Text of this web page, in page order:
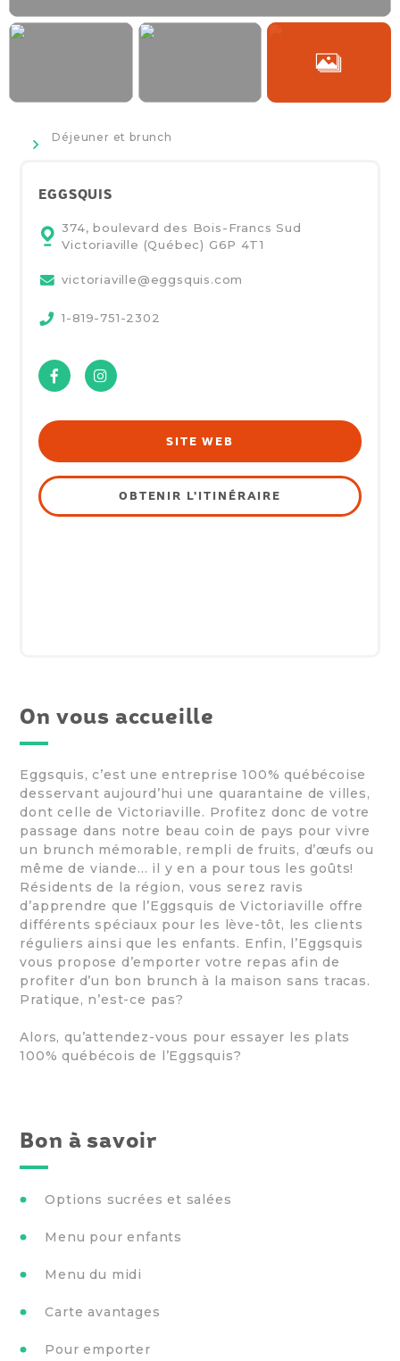
>
Déjeuner et brunch
EGGSQUIS
374, boulevard des Bois-Francs Sud
Victoriaville (Québec) G6P 4T1
victoriaville@eggsquis.com
1-819-751-2302
FacebookInstagram
SITE WEB
OBTENIR L'ITINÉRAIRE
On vous accueille
Eggsquis, c’est une entreprise 100% québécoise
desservant aujourd’hui une quarantaine de villes,
dont celle de Victoriaville. Profitez donc de votre
passage dans notre beau coin de pays pour vivre
un brunch mémorable, rempli de fruits, d’œufs ou
même de viande… il y en a pour tous les goûts!
Résidents de la région, vous serez ravis
d’apprendre que l’Eggsquis de Victoriaville offre
différents spéciaux pour les lève-tôt, les clients
réguliers ainsi que les enfants. Enfin, l’Eggsquis
vous propose d’emporter votre repas afin de
profiter d’un bon brunch à la maison sans tracas.
Pratique, n’est-ce pas?
Alors, qu’attendez-vous pour essayer les plats
100% québécois de l’Eggsquis?
Bon à savoir
Options sucrées et salées
Menu pour enfants
Menu du midi
Carte avantages
Pour emporter